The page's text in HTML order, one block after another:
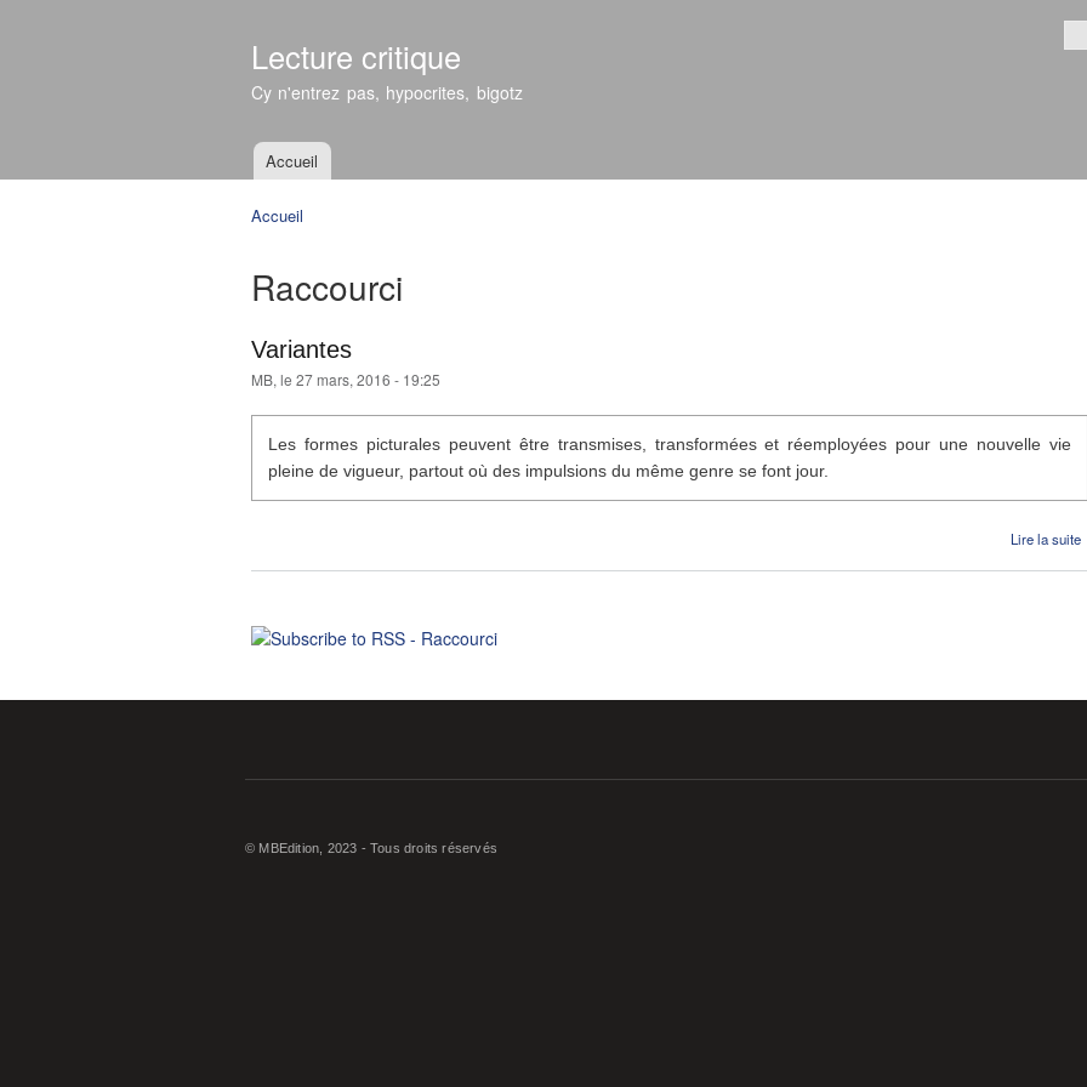
Lecture critique
Cy n'entrez pas, hypocrites, bigotz
Menu principal
Accueil
Accueil
Raccourci
Variantes
MB, le 27 mars, 2016 - 19:25
Les formes picturales peuvent être transmises, transformées et réemployées pour une nouvelle vie
pleine de vigueur, partout où des impulsions du même genre se font jour.
Lire la suite
© MBEdition, 2023 - Tous droits réservés